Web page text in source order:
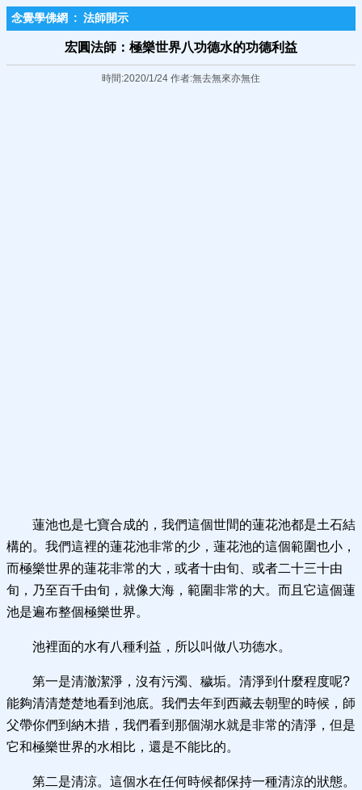
念覺學佛網 : 法師開示
宏圓法師：極樂世界八功德水的功德利益
時間:2020/1/24 作者:無去無來亦無住
蓮池也是七寶合成的，我們這個世間的蓮花池都是土石結
構的。我們這裡的蓮花池非常的少，蓮花池的這個範圍也小，
而極樂世界的蓮花非常的大，或者十由旬、或者二十三十由
旬，乃至百千由旬，就像大海，範圍非常的大。而且它這個蓮
池是遍布整個極樂世界。
池裡面的水有八種利益，所以叫做八功德水。
第一是清澈潔淨，沒有污濁、穢垢。清淨到什麼程度呢?
能夠清清楚楚地看到池底。我們去年到西藏去朝聖的時候，師
父帶你們到納木措，我們看到那個湖水就是非常的清淨，但是
它和極樂世界的水相比，還是不能比的。
第二是清涼。這個水在任何時候都保持一種清涼的狀態。